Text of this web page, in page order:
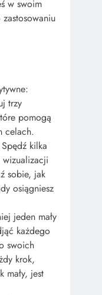
w swoim
trzy
pomogą
celach.
kilka
sobie, jak
osiągniesz
jeden mały
każdego
swoich
krok,
mały, jest